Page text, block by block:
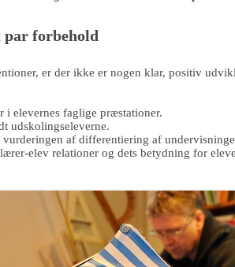
par forbehold
er der ikke er nogen klar, positiv
elevernes faglige præstationer.
udskolingseleverne.
af differentiering af
elev relationer og dets betydning for